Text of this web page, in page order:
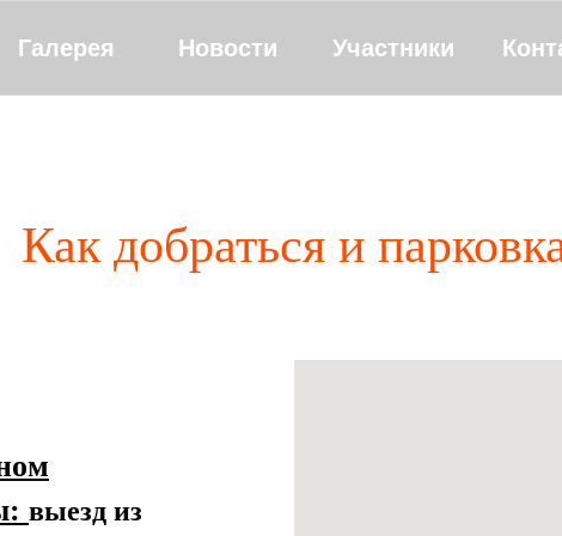
Новости
Галерея Участники
Как добраться и
выезд из